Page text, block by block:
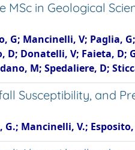
in Geological
G; Mancinelli, V; Paglia,
D; Donatelli, V; Faieta,
M; Spedaliere, D;
Susceptibility, and
Mancinelli, V.;